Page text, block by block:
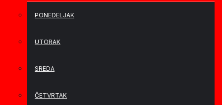
PONEDELJAK
UTORAK
SREDA
ČETVRTAK